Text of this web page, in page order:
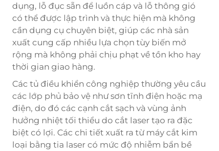
dụng, lỗ đục sẵn để luồn cáp và lỗ thông gió
có thể được lập trình và thực hiện mà không
cần dụng cụ chuyên biệt, giúp các nhà sản
xuất cung cấp nhiều lựa chọn tùy biến mở
rộng mà không phải chịu phạt về tồn kho hay
thời gian giao hàng.
Các tủ điều khiển công nghiệp thường yêu cầu
các lớp phủ bảo vệ như sơn tĩnh điện hoặc mạ
điện, do đó các cạnh cắt sạch và vùng ảnh
hưởng nhiệt tối thiểu do cắt laser tạo ra đặc
biệt có lợi. Các chi tiết xuất ra từ máy cắt kim
loại bằng tia laser có mức độ nhiễm bẩn bề